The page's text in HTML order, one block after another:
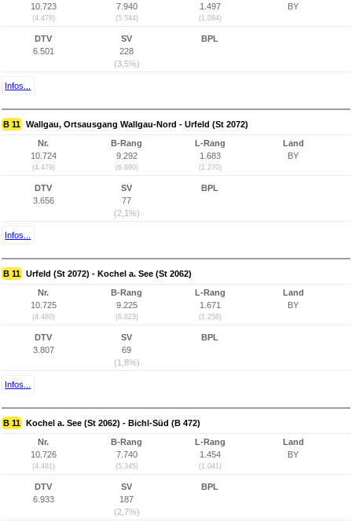
10.723
(4.478)
7.940
(5.544)
1.497
(1.084)
BY
DTV
6.501
SV
228
(3,5%)
BPL
Infos...
B 11 Wallgau, Ortsausgang Wallgau-Nord - Urfeld (St 2072)
Nr.
10.724
(4.479)
B-Rang
9.292
(6.890)
L-Rang
1.683
(1.270)
Land
BY
DTV
3.656
SV
77
(2,1%)
BPL
Infos...
B 11 Urfeld (St 2072) - Kochel a. See (St 2062)
Nr.
10.725
(4.480)
B-Rang
9.225
(6.823)
L-Rang
1.671
(1.258)
Land
BY
DTV
3.807
SV
69
(1,8%)
BPL
Infos...
B 11 Kochel a. See (St 2062) - Bichl-Süd (B 472)
Nr.
10.726
(4.481)
B-Rang
7.740
(5.345)
L-Rang
1.454
(1.041)
Land
BY
DTV
6.933
SV
187
(2,7%)
BPL